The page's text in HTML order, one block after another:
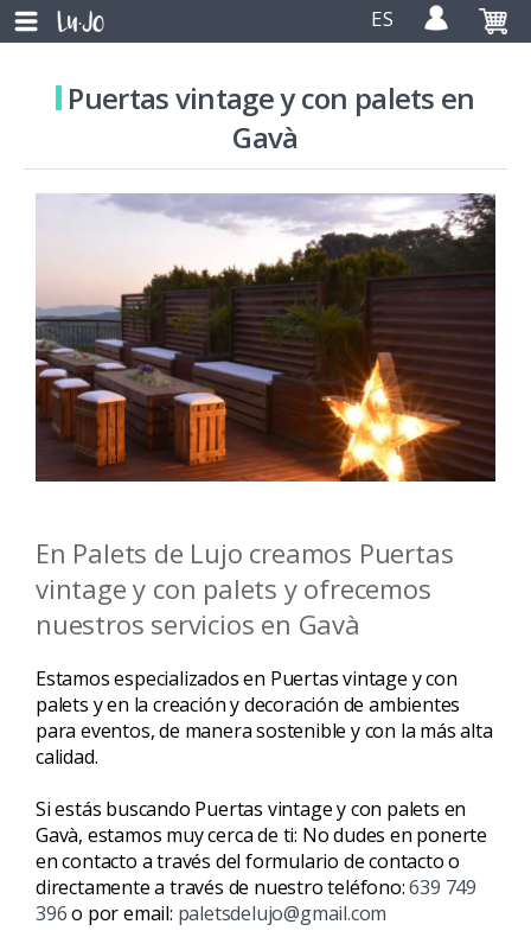
ES
Puertas vintage y con palets en
Gavà
En Palets de Lujo creamos Puertas
vintage y con palets y ofrecemos
nuestros servicios en Gavà
Estamos especializados en Puertas vintage y con
palets y en la creación y decoración de ambientes
para eventos, de manera sostenible y con la más alta
calidad.
Si estás buscando Puertas vintage y con palets en
Gavà, estamos muy cerca de ti: No dudes en ponerte
en contacto a través del formulario de contacto o
directamente a través de nuestro teléfono:639 749
396o por email: paletsdelujo@gmail.com